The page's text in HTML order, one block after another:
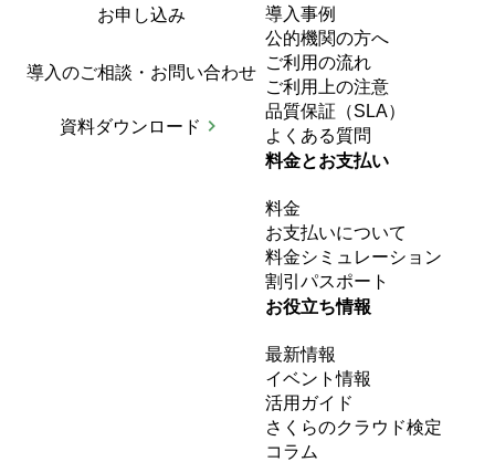
お申し込み
導入のご相談・お問い合わせ
資料ダウンロード
導入事例
公的機関の方へ
ご利用の流れ
ご利用上の注意
品質保証（SLA）
よくある質問
料金とお支払い
料金
お支払いについて
料金シミュレーション
割引パスポート
お役立ち情報
最新情報
イベント情報
活用ガイド
さくらのクラウド検定
コラム